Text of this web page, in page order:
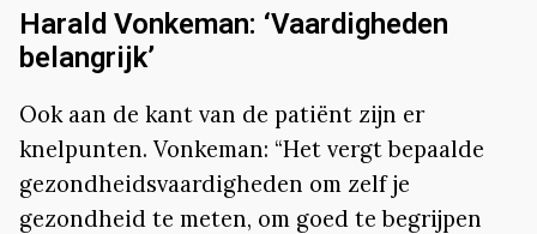
Harald Vonkeman: ‘Vaardigheden
belangrijk’
Ook aan de kant van de patiënt zijn er
knelpunten. Vonkeman: “Het vergt bepaalde
gezondheidsvaardigheden om zelf je
gezondheid te meten, om goed te begrijpen